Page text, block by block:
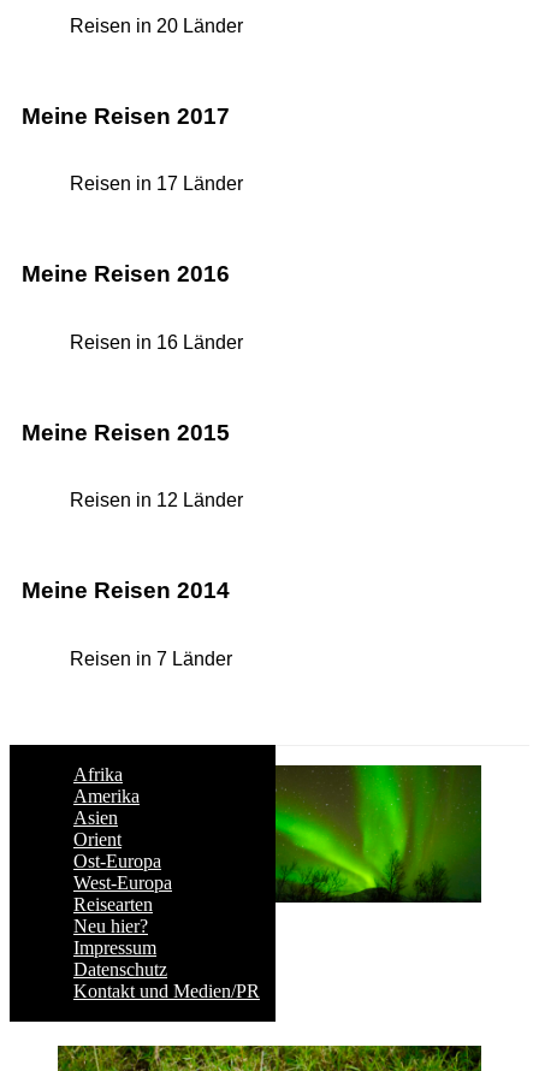
Reisen in 20 Länder
Meine Reisen 2017
Reisen in 17 Länder
Meine Reisen 2016
Reisen in 16 Länder
Meine Reisen 2015
Reisen in 12 Länder
Meine Reisen 2014
Reisen in 7 Länder
Afrika
Amerika
Asien
Orient
Ost-Europa
West-Europa
Reisearten
Neu hier?
Impressum
Datenschutz
Kontakt und Medien/PR